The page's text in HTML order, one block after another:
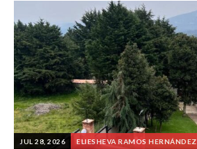
JUL 28, 2026 ELIESHEVA RAMOS HERNÁNDEZ